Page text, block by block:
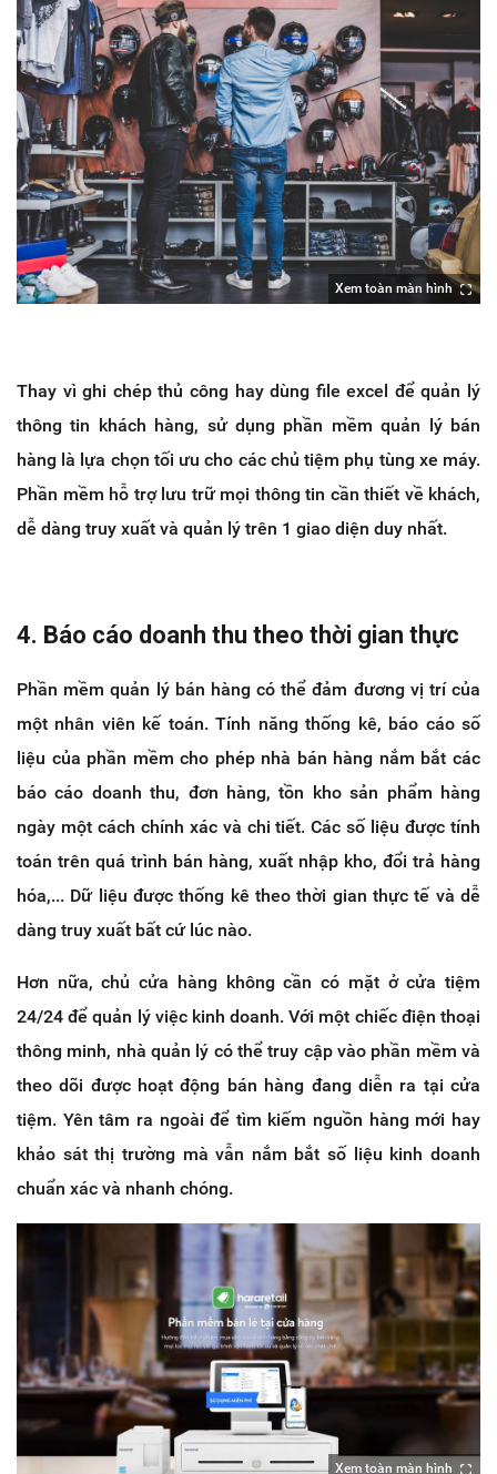
Xem toàn màn hình
Thay vì ghi chép thủ công hay dùng file excel để quản lý
thông tin khách hàng, sử dụng phần mềm quản lý bán
hàng là lựa chọn tối ưu cho các chủ tiệm phụ tùng xe máy.
Phần mềm hỗ trợ lưu trữ mọi thông tin cần thiết về khách,
dễ dàng truy xuất và quản lý trên 1 giao diện duy nhất.
4. Báo cáo doanh thu theo thời gian thực
Phần mềm quản lý bán hàng có thể đảm đương vị trí của
một nhân viên kế toán. Tính năng thống kê, báo cáo số
liệu của phần mềm cho phép nhà bán hàng nắm bắt các
báo cáo doanh thu, đơn hàng, tồn kho sản phẩm hàng
ngày một cách chính xác và chi tiết. Các số liệu được tính
toán trên quá trình bán hàng, xuất nhập kho, đổi trả hàng
hóa,... Dữ liệu được thống kê theo thời gian thực tế và dễ
dàng truy xuất bất cứ lúc nào.
Hơn nữa, chủ cửa hàng không cần có mặt ở cửa tiệm
24/24 để quản lý việc kinh doanh. Với một chiếc điện thoại
thông minh, nhà quản lý có thể truy cập vào phần mềm và
theo dõi được hoạt động bán hàng đang diễn ra tại cửa
tiệm. Yên tâm ra ngoài để tìm kiếm nguồn hàng mới hay
khảo sát thị trường mà vẫn nắm bắt số liệu kinh doanh
chuẩn xác và nhanh chóng.
Xem toàn màn hình